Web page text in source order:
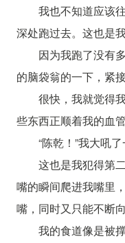
我也不知道应该
深处跑过去。这也是
因为我跑了没有
的脑袋翁的一下，紧
很快，我就觉得
些东西正顺着我的血
“陈乾！”我大吼了
这也是我犯得第
嘴的瞬间爬进我嘴里
嘴，同时又只能不断向
我的食道像是被